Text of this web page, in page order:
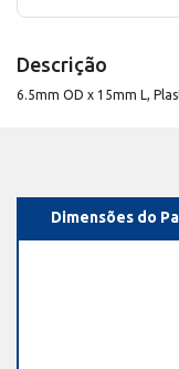
Descrição
6.5mm OD x 15mm L,
Dimensões do